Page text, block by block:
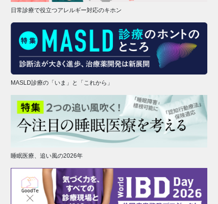
日常診療で役立つアレルギー対応のキホン
MASLD診療の「いま」と「これから」
睡眠医療、追い風の2026年